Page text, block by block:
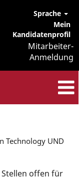
Sprache
Mein
Kandidatenprofil
Mitarbeiter-
Anmeldung
Technology UND
Stellen offen für